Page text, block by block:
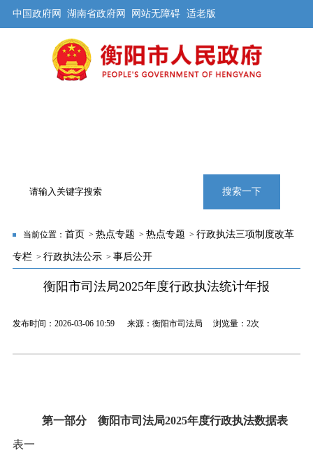
中国政府网 湖南省政府网 网站无障碍 适老版
搜索一下
当前位置： 首页 > 热点专题 > 热点专题 > 行政执法三项制度改革
专栏> 行政执法公示> 事后公开
衡阳市司法局2025年度行政执法统计年报
发布时间：2026-03-06 10:59 来源：衡阳市司法局 浏览量： 2次
第一部分 衡阳市司法局2025年度行政执法数据表
表一